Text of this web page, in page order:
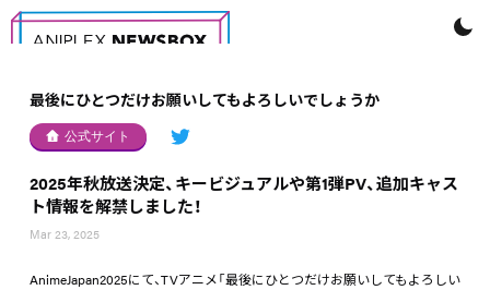
最後にひとつだけお願いしてもよろしいでしょうか
公式サイト
2025年秋放送決定、キービジュアルや第1弾PV、追加キャス
ト情報を解禁しました！
Mar 23, 2025
AnimeJapan2025にて、TVアニメ「最後にひとつだけお願いしてもよろしい